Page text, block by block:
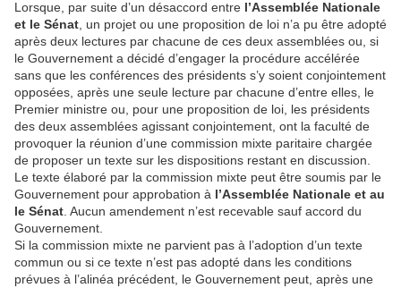
Lorsque, par suite d’un désaccord entre l’Assemblée Nationale
et le Sénat , un projet ou une proposition de loi n’a pu être adopté
après deux lectures par chacune de ces deux assemblées ou, si
le Gouvernement a décidé d’engager la procédure accélérée
sans que les conférences des présidents s’y soient conjointement
opposées, après une seule lecture par chacune d’entre elles, le
Premier ministre ou, pour une proposition de loi, les présidents
des deux assemblées agissant conjointement, ont la faculté de
provoquer la réunion d’une commission mixte paritaire chargée
de proposer un texte sur les dispositions restant en discussion.
Le texte élaboré par la commission mixte peut être soumis par le
Gouvernement pour approbation à l’Assemblée Nationale et au
le Sénat . Aucun amendement n’est recevable sauf accord du
Gouvernement.
Si la commission mixte ne parvient pas à l’adoption d’un texte
commun ou si ce texte n’est pas adopté dans les conditions
prévues à l’alinéa précédent, le Gouvernement peut, après une